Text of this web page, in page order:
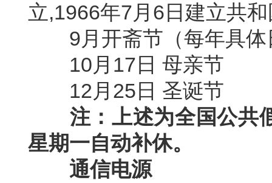
立,1966年7月 6 日建立共
9月开斋节（每年具
10月 17 日 母亲节
12月 25 日 圣诞节
注：上述为全国公共
星期一自动补休。
通信电源